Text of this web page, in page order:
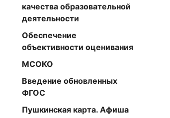
качества образовательной
деятельности
Обеспечение
объективности оценивания
МСОКО
Введение обновленных
ФГОС
Пушкинская карта. Афиша